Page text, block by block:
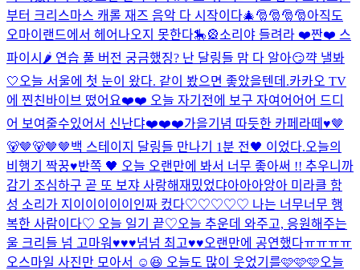
부터 크리스마스 캐롤 재즈 음악 다 시작이다🎄🎅🎅🎅🎅아직도
오마이랜드에서 헤어나오지 못한다🎠🎡소리야 들려라 ❤️짠❤️ 스
파이시🌶️ 연습 풀 버전 궁금했징? 난 달링들 맘 다 알아😏꺅 낼봐
🤍 오늘 서울에 첫 눈이 왔다. 같이 봤으면 좋았을텐데.카카오 TV
에 찐친바이브 떴어요❤️❤️ 오늘 자기전에 보구 자여어어어 드디
어 보여줄수있어서 신난댜❤️❤️❤️가을기념 따듯한 카페라떼♥🤎
🐻🤎🐻🤎🤎백 스테이지 달링들 만나기 1분 전🖤 이었다.오늘의
비행기 짝꿍♥반쪽 🖤 오늘 오랜만에 봐서 너무 좋아써 !! 추우니까
감기 조심하구 곧 또 보쟈 사랑해재밌었댜아아아앙아 미라클 함
성 소리가 지이이이이이인짜 컸다♡♡♡♡♡ 나는 너무너무 행
복한 사람이다♡ 오늘 일기 끝♡오늘 추운데 와주고, 응원해주는
울 크리들 넘 고마워♥♥♥넘넘 최고♥♥오랜만에 공연했다ㅠㅠㅠㅠ
오스마일 사진만 모아서 ☺️😆 오늘도 많이 웃었기를🩷🩷🩷오늘